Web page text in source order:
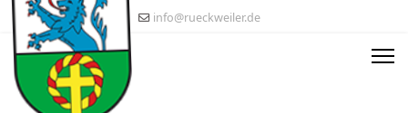
info@rueckweiler.de